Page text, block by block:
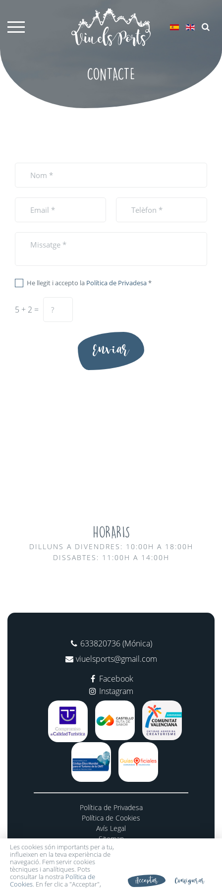
CONTACTE
He llegit i accepto la Política de Privadesa*
5 + 2 =
Enviar
HORARIS
DILLUNS A DIVENDRES: 10:00H A 18:00H
DISSABTES: 11:00H A 14:00H
633820736 (Mónica)
viuelsports@gmail.com
Facebook
Instagram
Política de Privadesa
Política de Cookies
Avís Legal
Sitemap
Desenvolupat per Verkia ®
Llicència de Turisme Actiu: TA-60-CS // Llicència
d'Agència de Viatges: CV-Mm-2437-CS // Guies oficials
nº 894 y 1495.
Les cookies són importants per a tu,
influeixen en la teva experiència de
navegació. Fem servir cookies
tècniques i analítiques. Pots
consultar la nostra Política de
Cookies. En fer clic a "Acceptar",
Acceptar Configurar